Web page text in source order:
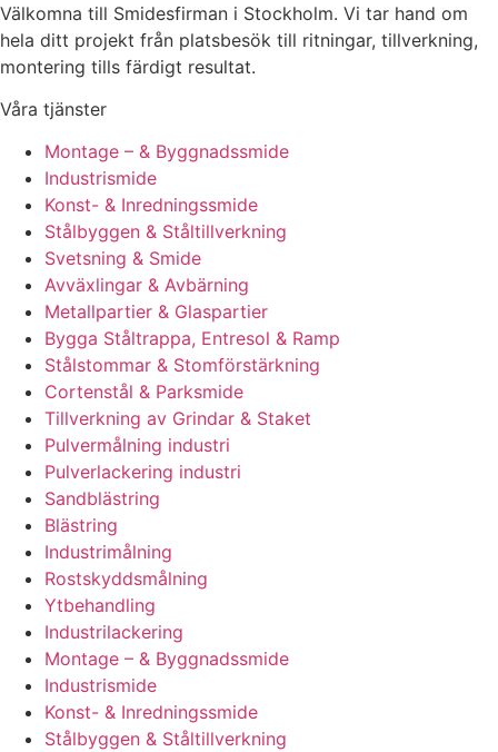
Välkomna till Smidesfirman i Stockholm. Vi tar hand om
hela ditt projekt från platsbesök till ritningar, tillverkning,
montering tills färdigt resultat.
Våra tjänster
Montage – & Byggnadssmide
Industrismide
Konst- & Inredningssmide
Stålbyggen & Ståltillverkning
Svetsning & Smide
Avväxlingar & Avbärning
Metallpartier & Glaspartier
Bygga Ståltrappa, Entresol & Ramp
Stålstommar & Stomförstärkning
Cortenstål & Parksmide
Tillverkning av Grindar & Staket
Pulvermålning industri
Pulverlackering industri
Sandblästring
Blästring
Industrimålning
Rostskyddsmålning
Ytbehandling
Industrilackering
Montage – & Byggnadssmide
Industrismide
Konst- & Inredningssmide
Stålbyggen & Ståltillverkning